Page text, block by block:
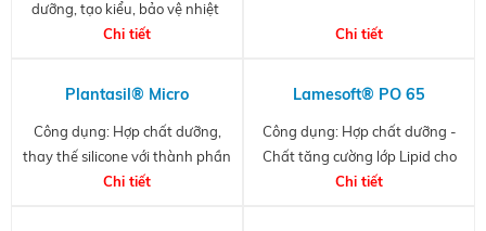
dưỡng, tạo kiểu, bảo vệ nhiệt
Chi tiết
Chi tiết
Plantasil® Micro
Công dụng: Hợp chất dưỡng,
thay thế silicone với thành phần
100% natural
Chi tiết
Lamesoft® PO 65
Công dụng: Hợp chất dưỡng -
Chất tăng cường lớp Lipid cho
da
Chi tiết